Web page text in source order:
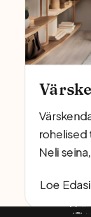
rohelised
Neli
Loe Edasi